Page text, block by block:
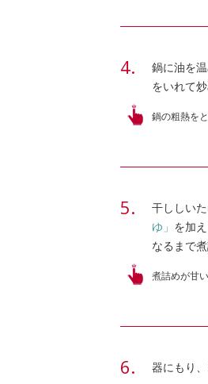
鍋に油を
をいれて
鍋の粗熱を
干ししい
ゆ」 を加
なるまで
煮詰めが甘
器にもり